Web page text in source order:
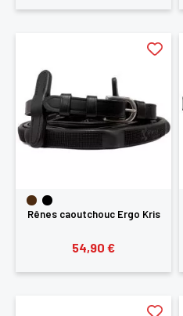
Rênes caoutchouc Ergo Kris
54,90 €